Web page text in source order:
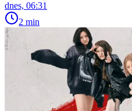
dnes, 06:31
2 min